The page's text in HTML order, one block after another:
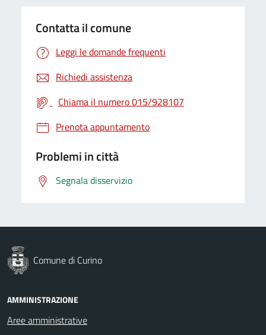
Contatta il comune
Leggi le domande frequenti
Richiedi assistenza
Chiama il numero 015/928107
Prenota appuntamento
Problemi in città
Segnala disservizio
Comune di Curino
AMMINISTRAZIONE
Aree amministrative